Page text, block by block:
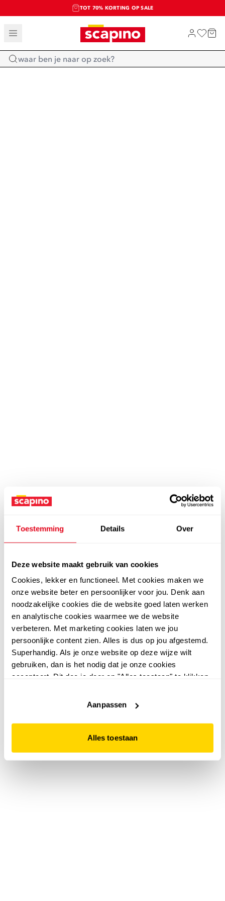
Toestemming Details Over
Deze website maakt gebruik van cookies
Cookies, lekker en functioneel. Met cookies maken we
onze website beter en persoonlijker voor jou. Denk aan
noodzakelijke cookies die de website goed laten werken
en analytische cookies waarmee we de website
verbeteren. Met marketing cookies laten we jou
persoonlijke content zien. Alles is dus op jou afgestemd.
Superhandig. Als je onze website op deze wijze wilt
gebruiken, dan is het nodig dat je onze cookies
accepteert. Dit doe je door op "Alles toestaan" te klikken.
website niet optimaal functioneert.
Aanpassen
Alles toestaan
TOT 70% KORTING OP SALE
SALE: LAATSTE KANS!
SHOP NIEUW
Home